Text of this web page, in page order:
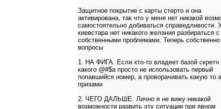
Защитное покрытие с карты стерто и она
активирована, так что у меня нет никакой
самостоятельно добиваться справедливости.
киевстара нет никакого желания разбираться с
собственными проблемами. Теперь собственно
вопросы
1. НА ФИГА. Если кто-то владеет базой скретч
какого @#$а просто не использовать первый
попавшийся номер, а проворачивать какую то
призами
2. ЧЕГО ДАЛЬШЕ. Лично я не вижу никакой
возможности развить эту ситуации при явном